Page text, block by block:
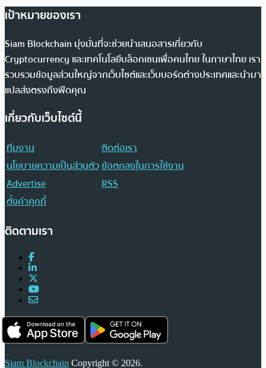
เป้าหมายของเรา
Siam Blockchain มุ่งมั่นที่จะช่วยนำเสนอสารเกี่ยวกับ
Cryptocurrency และเทคโนโลยีบล็อกเชนเพื่อคนไทย ในภาษาไทย เรา
รวบรวมข้อมูลส่วนใหญ่จากเว็บไซต์และเว็บบอร์ดต่างประเทศและนำมา
แปลส่งตรงถึงฟีดคุณ
เกี่ยวกับเว็บไซต์นี้
ทีมงาน
ติดต่อเรา
นโยบายความเป็นส่วนตัวข้อตกลงในการใช้งาน
Advertise
RSS
ตั้งค่าคุกกี้
ติดตามเรา
Siam Blockchain Copyright © 2026.